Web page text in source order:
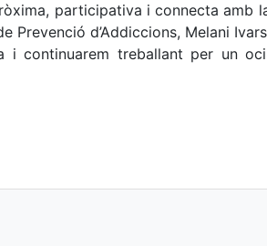
participativa i connecta amb
Prevenció d’Addiccions, Melani
i continuarem treballant per un